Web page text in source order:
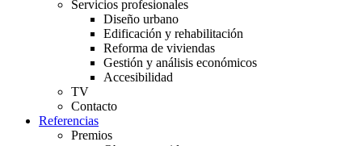
Servicios profesionales
Diseño urbano
Edificación y rehabilitación
Reforma de viviendas
Gestión y análisis económicos
Accesibilidad
TV
Contacto
Referencias
Premios